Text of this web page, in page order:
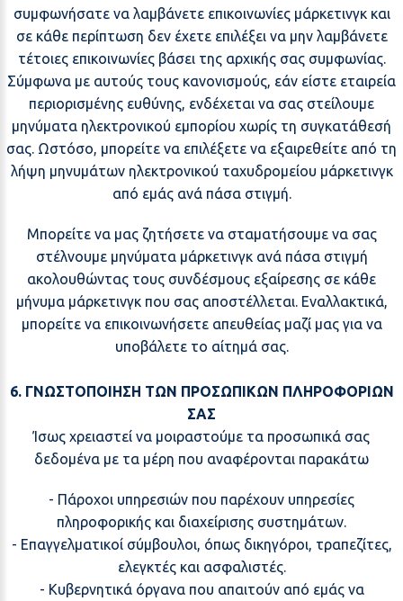
συμφωνήσατε να λαμβάνετε επικοινωνίες μάρκετινγκ και
σε κάθε περίπτωση δεν έχετε επιλέξει να μην λαμβάνετε
τέτοιες επικοινωνίες βάσει της αρχικής σας συμφωνίας.
Σύμφωνα με αυτούς τους κανονισμούς, εάν είστε εταιρεία
περιορισμένης ευθύνης, ενδέχεται να σας στείλουμε
μηνύματα ηλεκτρονικού εμπορίου χωρίς τη συγκατάθεσή
σας. Ωστόσο, μπορείτε να επιλέξετε να εξαιρεθείτε από τη
λήψη μηνυμάτων ηλεκτρονικού ταχυδρομείου μάρκετινγκ
από εμάς ανά πάσα στιγμή.
Μπορείτε να μας ζητήσετε να σταματήσουμε να σας
στέλνουμε μηνύματα μάρκετινγκ ανά πάσα στιγμή
ακολουθώντας τους συνδέσμους εξαίρεσης σε κάθε
μήνυμα μάρκετινγκ που σας αποστέλλεται. Εναλλακτικά,
μπορείτε να επικοινωνήσετε απευθείας μαζί μας για να
υποβάλετε το αίτημά σας.
6. ΓΝΩΣΤΟΠΟΙΗΣΗ ΤΩΝ ΠΡΟΣΩΠΙΚΩΝ ΠΛΗΡΟΦΟΡΙΩΝ
ΣΑΣ
Ίσως χρειαστεί να μοιραστούμε τα προσωπικά σας
δεδομένα με τα μέρη που αναφέρονται παρακάτω
- Πάροχοι υπηρεσιών που παρέχουν υπηρεσίες
πληροφορικής και διαχείρισης συστημάτων.
- Επαγγελματικοί σύμβουλοι, όπως δικηγόροι, τραπεζίτες,
ελεγκτές και ασφαλιστές.
- Κυβερνητικά όργανα που απαιτούν από εμάς να